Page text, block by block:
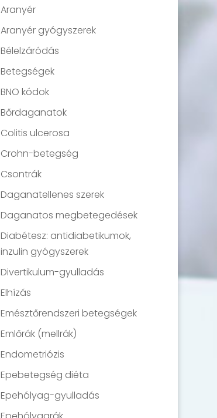
Aranyér
Aranyér gyógyszerek
Bélelzáródás
Betegségek
BNO kódok
Bőrdaganatok
Colitis ulcerosa
Crohn-betegség
Csontrák
Daganatellenes szerek
Daganatos megbetegedések
Diabétesz: antidiabetikumok,
inzulin gyógyszerek
Divertikulum-gyulladás
Elhízás
Emésztőrendszeri betegségek
Emlőrák (mellrák)
Endometriózis
Epebetegség diéta
Epehólyag-gyulladás